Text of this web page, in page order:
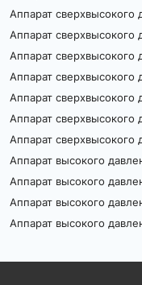
Аппарат сверхвысокого
Аппарат сверхвысокого
Аппарат сверхвысокого
Аппарат сверхвысокого
Аппарат сверхвысокого
Аппарат сверхвысокого
Аппарат сверхвысокого
Аппарат высокого
Аппарат высокого
Аппарат высокого
Аппарат высокого